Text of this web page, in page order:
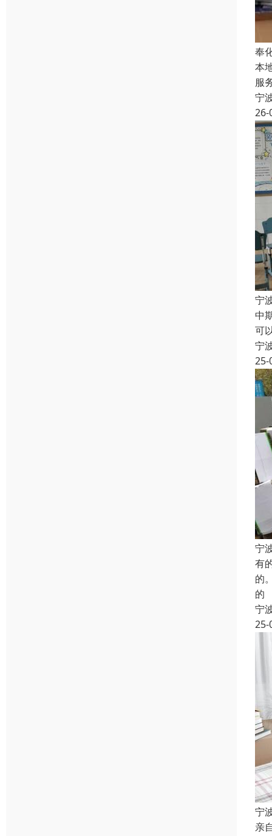
奉
本
服
宁
26-
宁
中
可
宁
25-
宁
有
的
的
宁
25-
宁
亲